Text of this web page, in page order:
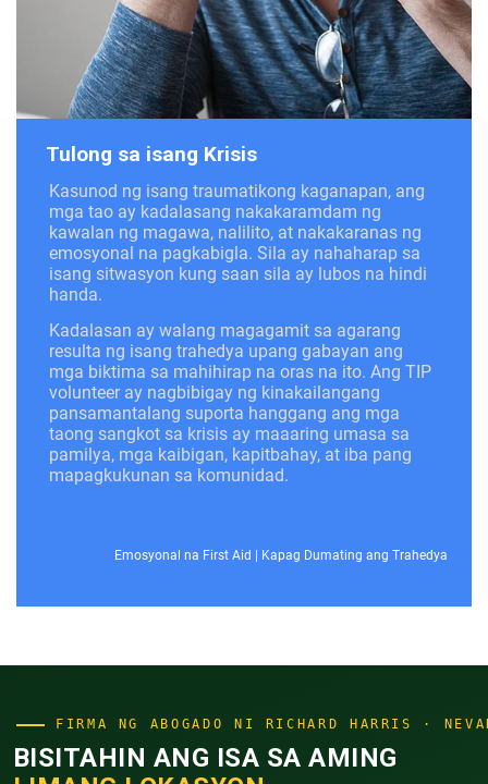
Tulong sa isang Krisis
Kasunod ng isang traumatikong kaganapan, ang
mga tao ay kadalasang nakakaramdam ng
kawalan ng magawa, nalilito, at nakakaranas ng
emosyonal na pagkabigla. Sila ay nahaharap sa
isang sitwasyon kung saan sila ay lubos na hindi
handa.
Kadalasan ay walang magagamit sa agarang
resulta ng isang trahedya upang gabayan ang
mga biktima sa mahihirap na oras na ito. Ang TIP
volunteer ay nagbibigay ng kinakailangang
pansamantalang suporta hanggang ang mga
taong sangkot sa krisis ay maaaring umasa sa
pamilya, mga kaibigan, kapitbahay, at iba pang
mapagkukunan sa komunidad.
Emosyonal na First Aid Kapag Dumating ang Trahedya
FIRMA NG ABOGADO NI RICHARD HARRIS ·
BISITAHIN ANG ISA SA AMING